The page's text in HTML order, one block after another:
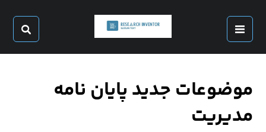
موضوعات جدید پایان نامه
مدیریت